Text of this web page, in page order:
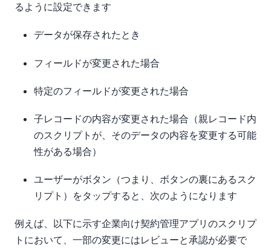
るように設定できます
データが保存されたとき
フィールドが変更された場合
特定のフィールドが変更された場合
子レコードの内容が変更された場合（親レコード内
のスクリプトが、そのデータの内容を変更する可能
性がある場合）
ユーザーがボタン（つまり、ボタンの裏にあるスク
リプト）をタップすると、次のようになります
例えば、以下に示す企業向け契約管理アプリのスクリプ
トにおいて、一部の変更にはレビューと承認が必要で